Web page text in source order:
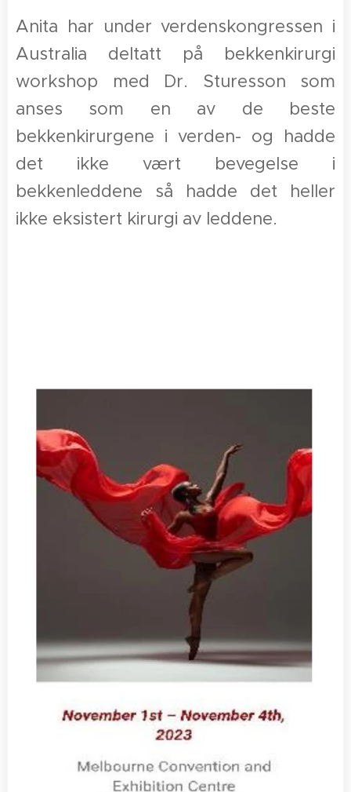
Anita har under verdenskongressen i
Australia deltatt på bekkenkirurgi
workshop med Dr. Sturesson som
anses som en av de beste
bekkenkirurgene i verden- og hadde
det ikke vært bevegelse i
bekkenleddene så hadde det heller
ikke eksistert kirurgi av leddene.